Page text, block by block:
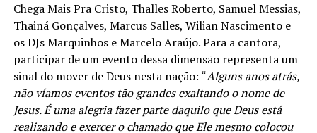
Chega Mais Pra Cristo, Thalles Roberto, Samuel Messias,
Thainá Gonçalves, Marcus Salles, Wilian Nascimento e
os DJs Marquinhos e Marcelo Araújo. Para a cantora,
participar de um evento dessa dimensão representa um
sinal do mover de Deus nesta nação: “Alguns anos atrás,
não víamos eventos tão grandes exaltando o nome de
Jesus. É uma alegria fazer parte daquilo que Deus está
realizando e exercer o chamado que Ele mesmo colocou